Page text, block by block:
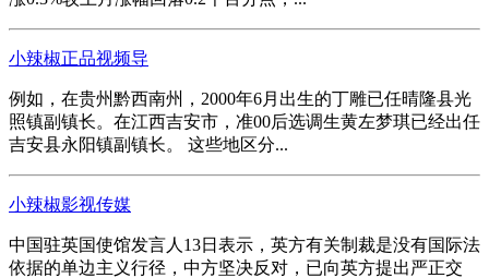
小辣椒正品视频导
例如，在贵州黔西南州，2000年6月出生的丁雕已任晴隆县光
照镇副镇长。在江西吉安市，准00后选调生黄左梦琪已经出任
吉安县永阳镇副镇长。 这些地区分...
小辣椒影视传媒
中国驻英国使馆发言人13日表示，英方有关制裁是没有国际法
依据的单边主义行径，中方坚决反对，已向英方提出严正交